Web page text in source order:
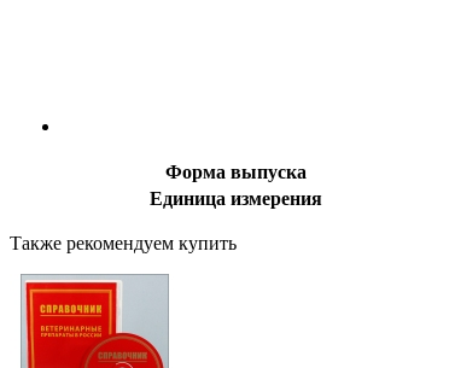
Форма выпуска
Единица измерения
Также рекомендуем купить